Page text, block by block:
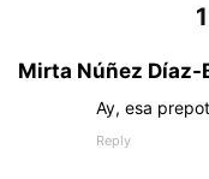
Mirta Núñez Díaz-
Ay, esa
Reply